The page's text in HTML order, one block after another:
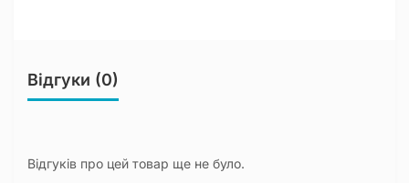
Відгуки (0)
Відгуків про цей товар ще не було.